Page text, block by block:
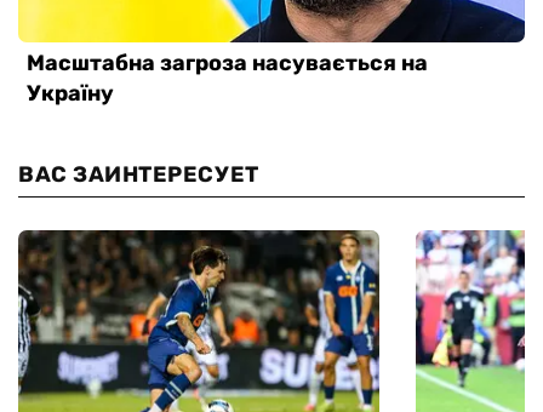
ВАС ЗАИНТЕРЕСУЕТ